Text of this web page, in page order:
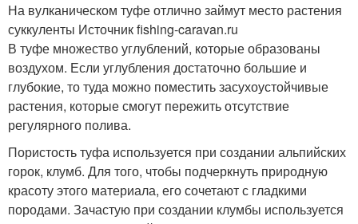
На вулканическом туфе отлично займут место растения
суккуленты Источник fishing-caravan.ru
В туфе множество углублений, которые образованы
воздухом. Если углубления достаточно большие и
глубокие, то туда можно поместить засухоустойчивые
растения, которые смогут пережить отсутствие
регулярного полива.
Пористость туфа используется при создании альпийских
горок, клумб. Для того, чтобы подчеркнуть природную
красоту этого материала, его сочетают с гладкими
породами. Зачастую при создании клумбы используется